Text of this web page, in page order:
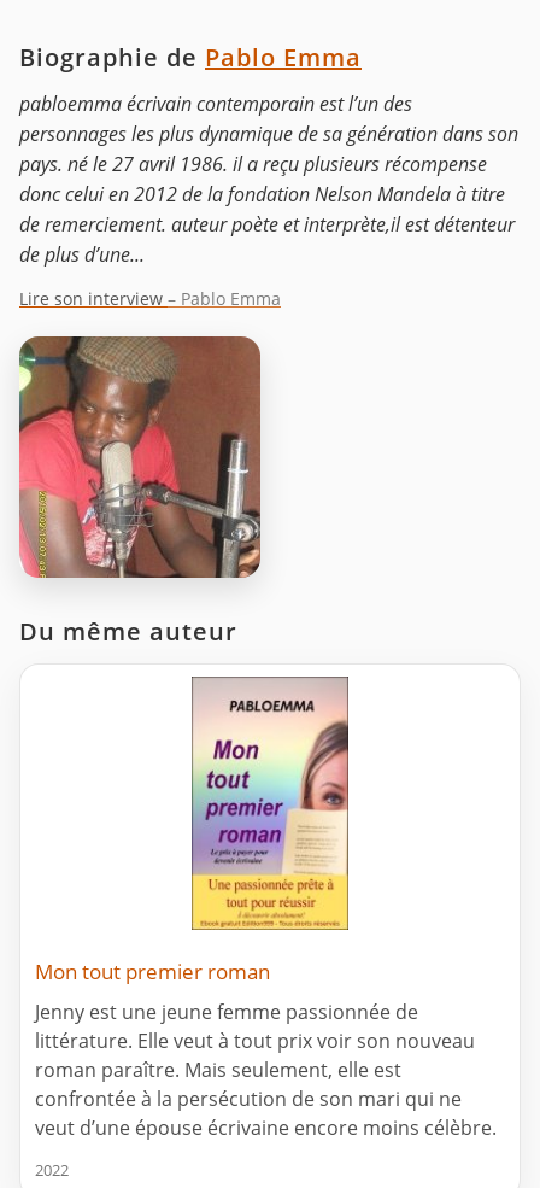
Biographie de Pablo Emma
pabloemma écrivain contemporain est l’un des
personnages les plus dynamique de sa génération dans son
pays. né le 27 avril 1986. il a reçu plusieurs récompense
donc celui en 2012 de la fondation Nelson Mandela à titre
de remerciement. auteur poète et interprète,il est détenteur
de plus d’une...
Lire son interview – Pablo Emma
Du même auteur
Mon tout premier roman
Jenny est une jeune femme passionnée de
littérature. Elle veut à tout prix voir son nouveau
roman paraître. Mais seulement, elle est
confrontée à la persécution de son mari qui ne
veut d’une épouse écrivaine encore moins célèbre.
2022